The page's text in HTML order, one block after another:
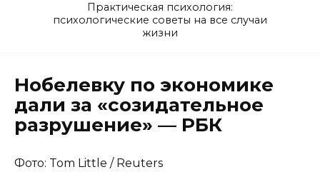
Практическая психология:
психологические советы на все случаи
жизни
Нобелевку по экономике
дали за «созидательное
разрушение» — РБК
Фото: Tom Little / Reuters